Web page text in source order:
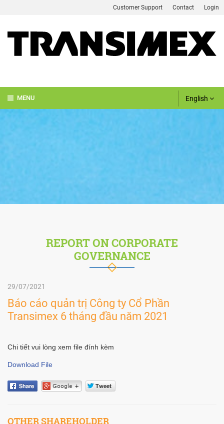
Login
Contact
Customer Support
English
REPORT ON CORPORATE
GOVERNANCE
29/07/2021
Báo cáo quản trị Công ty Cổ Phần
Transimex 6 tháng đầu năm 2021
Chi tiết vui lòng xem file đính kèm
Download File
OTHER SHAREHOLDER